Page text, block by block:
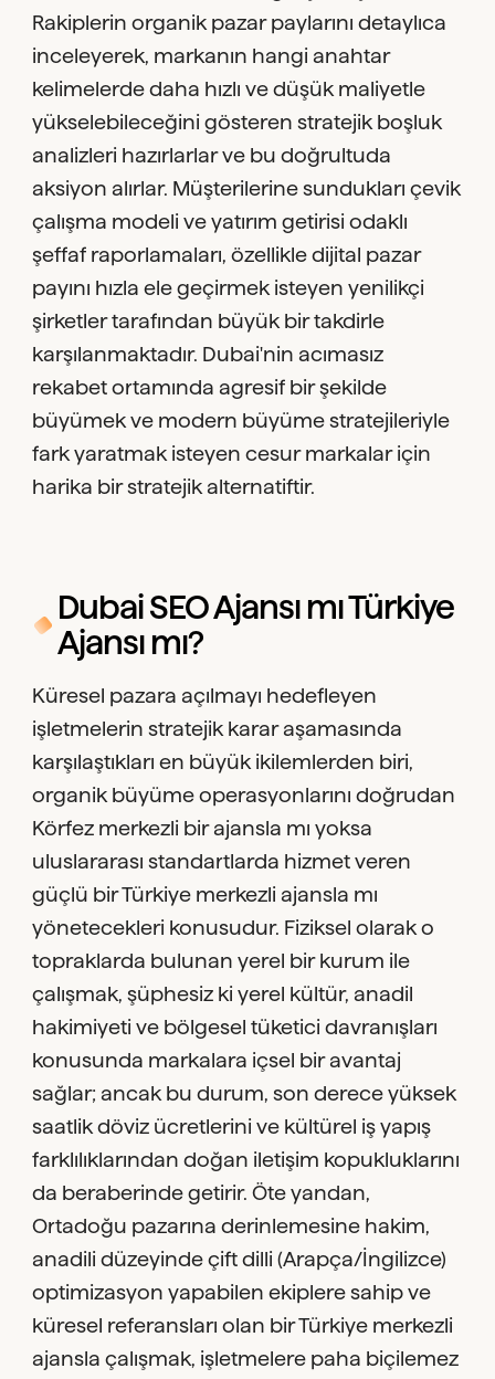
Rakiplerin organik pazar paylarını detaylıca
inceleyerek, markanın hangi anahtar
kelimelerde daha hızlı ve düşük maliyetle
yükselebileceğini gösteren stratejik boşluk
analizleri hazırlarlar ve bu doğrultuda
aksiyon alırlar. Müşterilerine sundukları çevik
çalışma modeli ve yatırım getirisi odaklı
şeffaf raporlamaları, özellikle dijital pazar
payını hızla ele geçirmek isteyen yenilikçi
şirketler tarafından büyük bir takdirle
karşılanmaktadır. Dubai'nin acımasız
rekabet ortamında agresif bir şekilde
büyümek ve modern büyüme stratejileriyle
fark yaratmak isteyen cesur markalar için
harika bir stratejik alternatiftir.
Dubai SEO Ajansı mı Türkiye
Ajansı mı?
Küresel pazara açılmayı hedefleyen
işletmelerin stratejik karar aşamasında
karşılaştıkları en büyük ikilemlerden biri,
organik büyüme operasyonlarını doğrudan
Körfez merkezli bir ajansla mı yoksa
uluslararası standartlarda hizmet veren
güçlü bir Türkiye merkezli ajansla mı
yönetecekleri konusudur. Fiziksel olarak o
topraklarda bulunan yerel bir kurum ile
çalışmak, şüphesiz ki yerel kültür, anadil
hakimiyeti ve bölgesel tüketici davranışları
konusunda markalara içsel bir avantaj
sağlar; ancak bu durum, son derece yüksek
saatlik döviz ücretlerini ve kültürel iş yapış
farklılıklarından doğan iletişim kopukluklarını
da beraberinde getirir. Öte yandan,
Ortadoğu pazarına derinlemesine hakim,
anadili düzeyinde çift dilli (Arapça/İngilizce)
optimizasyon yapabilen ekiplere sahip ve
küresel referansları olan bir Türkiye merkezli
ajansla çalışmak, işletmelere paha biçilemez